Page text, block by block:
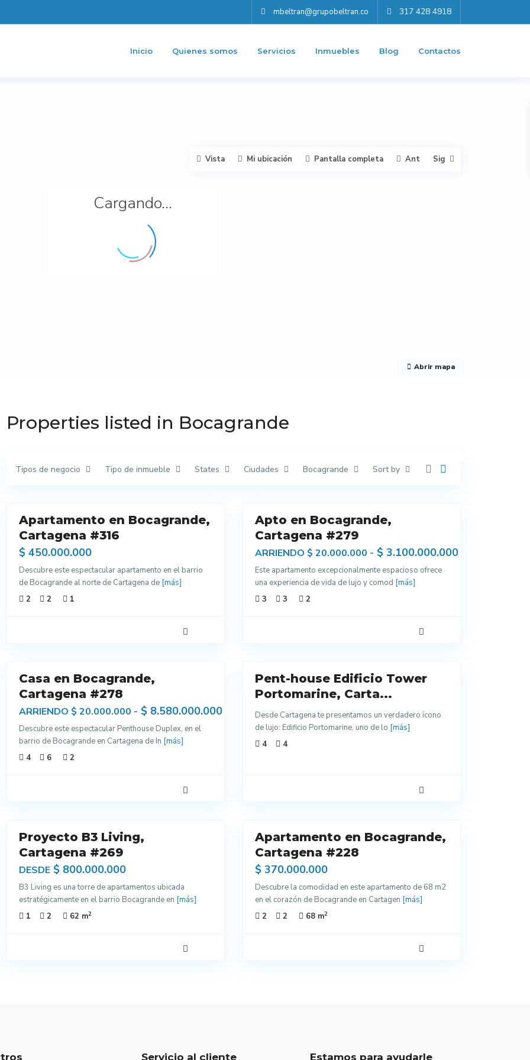
mbeltran@grupobeltran.co 317 428 4918
Inicio Quienes somos Servicios Inmuebles Blog Contactos
Cargando...
Abrir mapa
Vista Mi ubicación Pantalla completa Ant Sig
Properties listed in Bocagrande
Tipos de negocio Tipo de inmueble States Ciudades Bocagrande Sort by
Apartamento en Bocagrande,
Cartagena #316
$ 450.000.000
Descubre este espectacular apartamento en el barrio
de Bocagrande al norte de Cartagena de [más]
2
2 1
Apto en Bocagrande,
Cartagena #279
ARRIENDO $ 20.000.000 - $ 3.100.000.000
Este apartamento excepcionalmente espacioso ofrece
una experiencia de vida de lujo y comod [más]
3
3 2
Casa en Bocagrande,
Cartagena #278
ARRIENDO $ 20.000.000 - $ 8.580.000.000
Descubre este espectacular Penthouse Duplex, en el
barrio de Bocagrande en Cartagena de In [más]
4
6 2
Pent-house Edificio Tower
Portomarine, Carta...
Desde Cartagena te presentamos un verdadero ícono
de lujo: Edificio Portomarine, uno de lo [más]
4
4
Proyecto B3 Living,
Cartagena #269
DESDE $ 800.000.000
B3 Living es una torre de apartamentos ubicada
estratégicamente en el barrio Bocagrande en [más]
1
2 62 m2
Apartamento en Bocagrande,
Cartagena #228
$ 370.000.000
Descubre la comodidad en este apartamento de 68 m2
en el corazón de Bocagrande en Cartagen [más]
2
2 68 m2
Servicio al cliente Estamos para ayudarle